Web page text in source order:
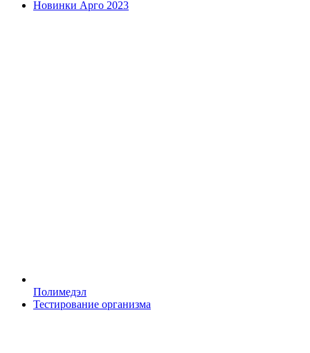
Новинки Арго 2023
Полимедэл
Тестирование организма